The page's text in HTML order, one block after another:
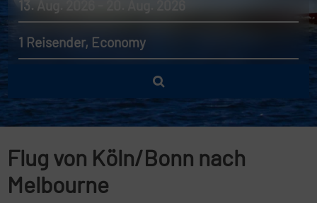
13. Aug. 2026 - 20. Aug. 2026
1 Reisender, Economy
Flug von Köln/Bonn nach
Melbourne